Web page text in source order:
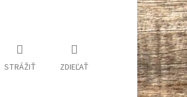
STRÁŽIŤ ZDIEĽAŤ